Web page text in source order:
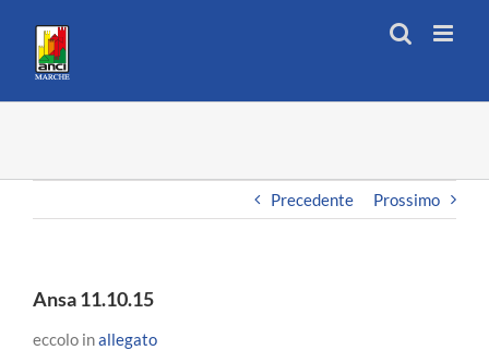
contenuto
Precedente Prossimo
Ansa 11.10.15
eccolo inallegato